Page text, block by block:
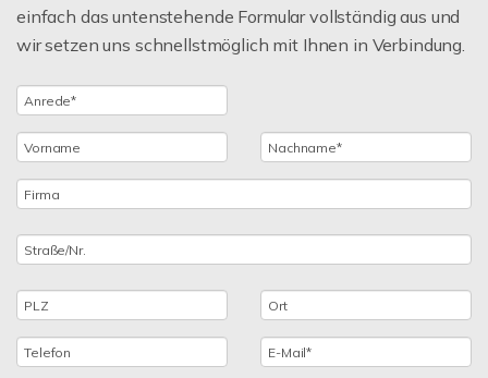
einfach das untenstehende Formular vollständig aus und
wir setzen uns schnellstmöglich mit Ihnen in Verbindung.